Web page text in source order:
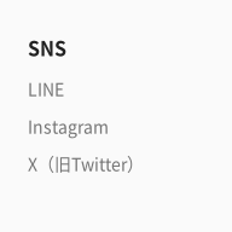
SNS
LINE
Instagram
X（旧Twitter）